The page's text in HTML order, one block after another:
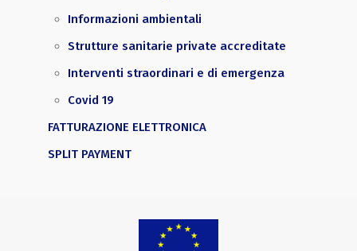
Informazioni ambientali
Strutture sanitarie private accreditate
Interventi straordinari e di emergenza
Covid 19
FATTURAZIONE ELETTRONICA
SPLIT PAYMENT